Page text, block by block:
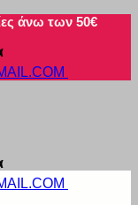
άνω των 50€